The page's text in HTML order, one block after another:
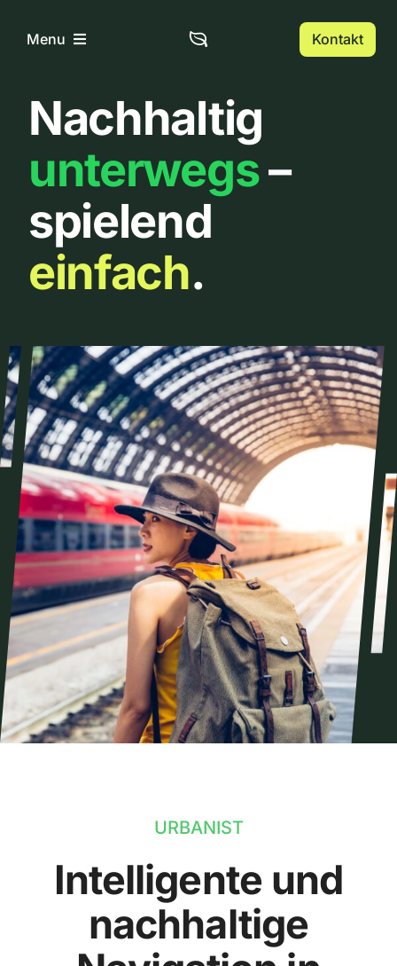
InhaltMenu
Home
Über uns
Urbanlist
Kontakt
Nachhaltig
unterwegs–
spielend
einfach.
URBANIST
Intelligente und
nachhaltige